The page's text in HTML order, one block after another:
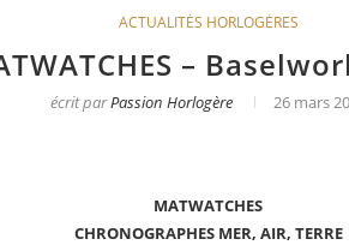
ACTUALITÉS HORLOGÈRES
–
écrit parPassion Horlogère 26 mars
MATWATCHES
CHRONOGRAPHES MER, AIR, TERRE